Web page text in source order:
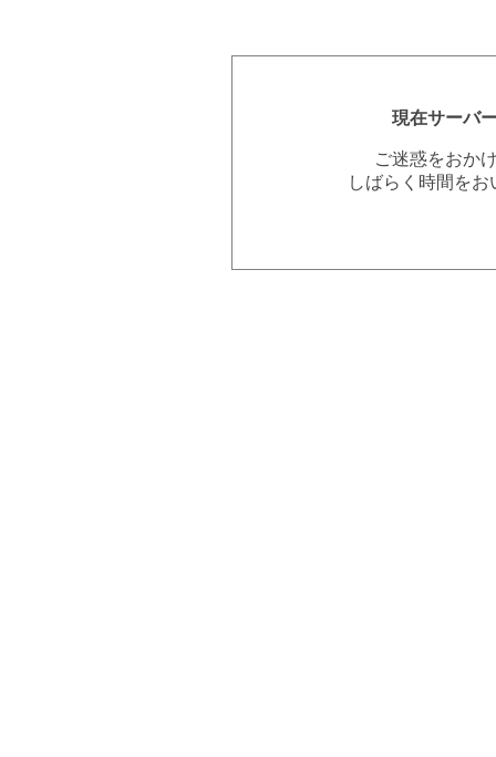
現在サーバ
ご迷惑をおか
しばらく時間を